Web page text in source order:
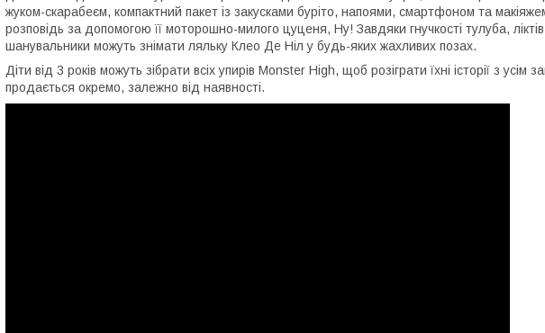
жуком-скарабеєм, компактний пакет із закусками буріто, напоями, смартфоном та
розповідь за допомогою її моторошно-милого цуценя, Ну! Завдяки гнучкості тулуба,
шанувальники можуть знімати ляльку Клео Де Ніл у будь-яких жахливих позах.
Діти від 3 років можуть зібрати всіх упирів Monster High, щоб розіграти їхні історії з усім
продається окремо, залежно від наявності.